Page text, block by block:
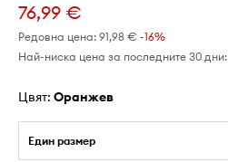
76,99 €
Редовна цена: 91,98 € -16%
Най-ниска цена за последните 30 дни:
Цвят: оранжев
Един размер